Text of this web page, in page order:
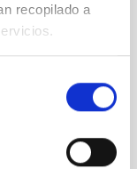
recopilado a